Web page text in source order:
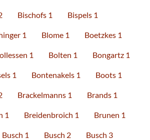
Bischofs 1 Bispels 1
1 Blome 1 Boetzkes 1
1 Bolten 1 Bongartz 1
1 Bontenakels 1 Boots 1
Brackelmanns 1 Brands 1
1 Breidenbroich 1 Brunen 1
Busch 1 Busch 2 Busch 3